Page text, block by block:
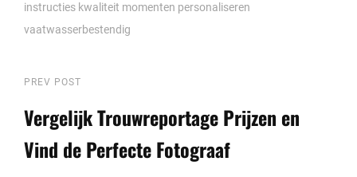
instructies kwaliteit momenten personaliseren
vaatwasserbestendig
Berichtnavigatie
Previous
Post
PREV POST
Vergelijk Trouwreportage Prijzen en
Vind de Perfecte Fotograaf